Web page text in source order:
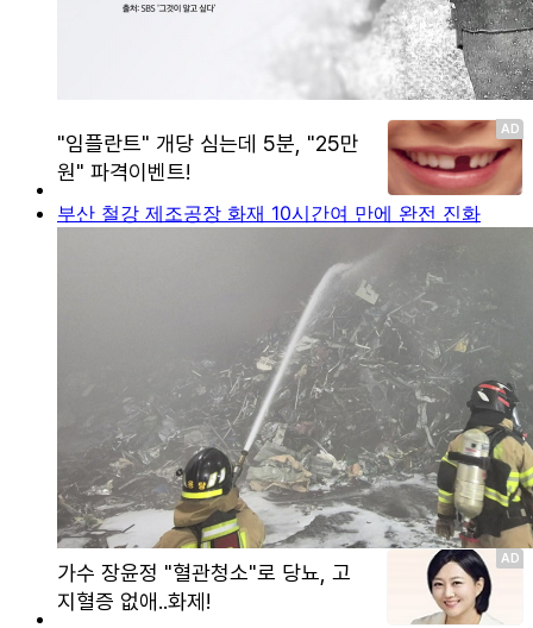
부산 철강 제조공장 화재 10시간여 만에 완전 진화